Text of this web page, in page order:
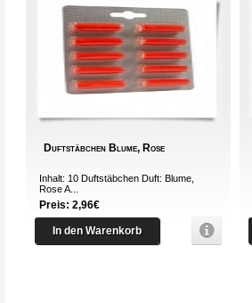
Duftstäbchen Blume, Rose
Inhalt: 10 Duftstäbchen Duft: Blume,
Rose A...
Preis: 2,96€
In den Warenkorb